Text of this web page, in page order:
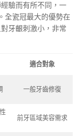
驗而有所不同，一
全瓷冠最大的優勢在
牙齦刺激小，非常
適合對象
一般牙齒修復
前牙區域美容需求